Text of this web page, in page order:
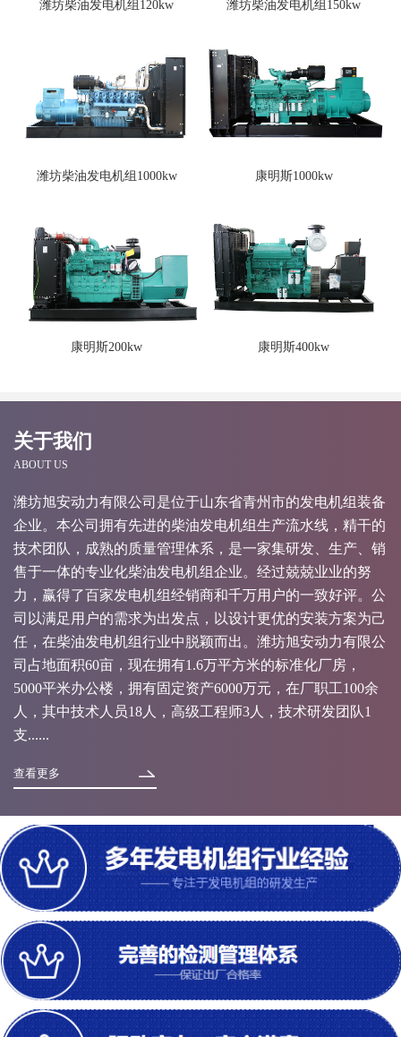
潍坊柴油发电机组120kw 潍坊柴油发电机组150kw
潍坊柴油发电机组1000kw 康明斯1000kw
康明斯200kw 康明斯400kw
关于我们
ABOUT US
潍坊旭安动力有限公司是位于山东省青州市的发电机组装备
企业。本公司拥有先进的柴油发电机组生产流水线，精干的
技术团队，成熟的质量管理体系，是一家集研发、生产、销
售于一体的专业化柴油发电机组企业。经过兢兢业业的努
力，赢得了百家发电机组经销商和千万用户的一致好评。公
司以满足用户的需求为出发点，以设计更优的安装方案为己
任，在柴油发电机组行业中脱颖而出。潍坊旭安动力有限公
司占地面积60亩，现在拥有1.6万平方米的标准化厂房，
5000平米办公楼，拥有固定资产6000万元，在厂职工100余
人，其中技术人员18人，高级工程师3人，技术研发团队1
支......
查看更多